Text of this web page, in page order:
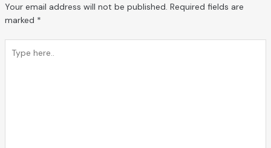
Your email address will not be published. Required fields are
marked *
here..